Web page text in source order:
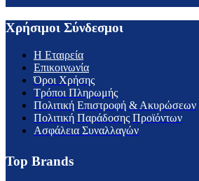
Χρήσιμοι Σύνδεσμοι
H Εταιρεία
Επικοινωνία
Όροι Χρήσης
Τρόποι Πληρωμής
Πολιτική Επιστροφή & Ακυρώσεων
Πολιτική Παράδοσης Προϊόντων
Ασφάλεια Συναλλαγών
Top Brands